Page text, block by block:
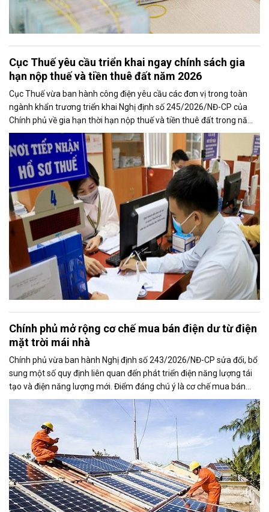
Cục Thuế yêu cầu triển khai ngay chính sách gia
hạn nộp thuế và tiền thuê đất năm 2026
Cục Thuế vừa ban hành công điện yêu cầu các đơn vị trong toàn
ngành khẩn trương triển khai Nghị định số 245/2026/NĐ-CP của
Chính phủ về gia hạn thời hạn nộp thuế và tiền thuê đất trong năm
2026, nhằm bảo đảm chính sách nhanh chóng đi vào thực tiễn và
hỗ trợ kịp thời cho người nộp thuế.
Chính phủ mở rộng cơ chế mua bán điện dư từ điện
mặt trời mái nhà
Chính phủ vừa ban hành Nghị định số 243/2026/NĐ-CP sửa đổi, bổ
sung một số quy định liên quan đến phát triển điện năng lượng tái
tạo và điện năng lượng mới. Điểm đáng chú ý là cơ chế mua bán
điện dư từ các hệ thống điện mặt trời mái nhà được mở rộng, trong
đó nâng tỷ lệ sản lượng điện dư được phép giao dịch từ 20% lên tối
đa 50%, tạo thêm động lực cho người dân và doanh nghiệp đầu tư
vào nguồn điện sạch.